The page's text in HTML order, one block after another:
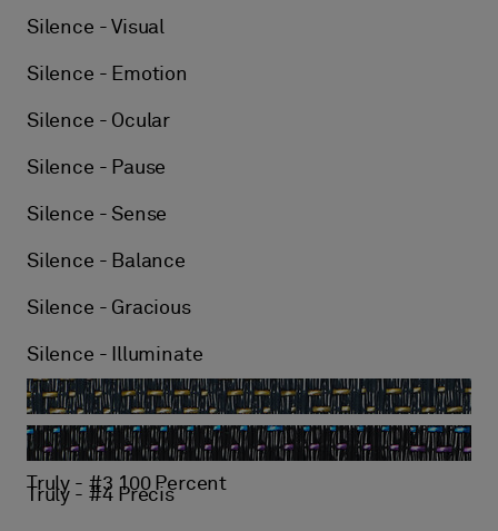
Silence - Visual
Silence - Emotion
Silence - Ocular
Silence - Pause
Silence - Sense
Silence - Balance
Silence - Gracious
Silence - Illuminate
Truly - #2 Disrupt and Discover
Truly - #3 100 Percent
Truly - #4 Precis